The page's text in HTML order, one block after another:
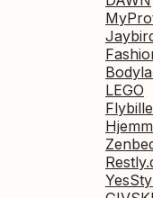
LEGO